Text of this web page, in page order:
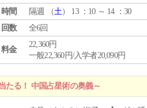
時間
隔週 （土） 13 ：10 ～ 14 ：30
回数
全6回
料金
22,360円
一般22,360円/入学者20,090円
る！ 中国占星術の奥義～